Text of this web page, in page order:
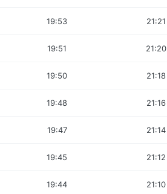
19:53 21:21
19:51 21:20
19:50 21:18
19:48 21:16
19:47 21:14
19:45 21:12
19:44 21:10